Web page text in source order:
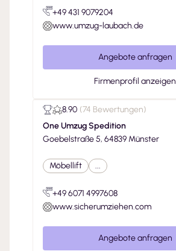
+49 431 9079204
www.umzug-laubach.de
Angebote anfragen
Firmenprofil anzeigen
8.90 (74 Bewertungen)
One Umzug Spedition
Goebelstraße 5, 64839 Münster
Möbellift ...
+49 6071 4997608
www.sicherumziehen.com
Angebote anfragen